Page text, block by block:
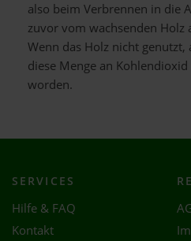
also beim Verbrennen in die
zuvor vom wachsenden Holz
Wenn das Holz nicht
diese Menge an
worden.
SERVICES
Hilfe & FAQ
Kontakt